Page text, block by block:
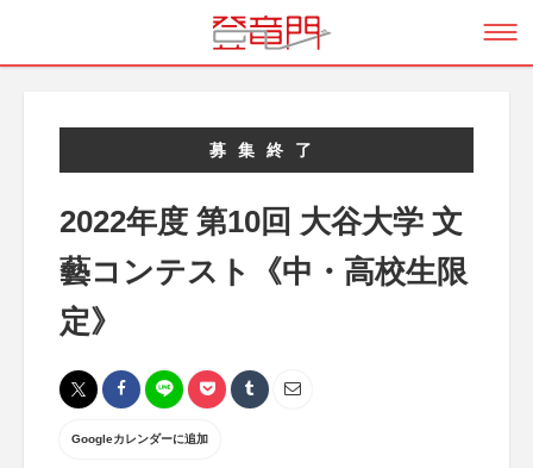
募集終了
2022年度 第10回 大谷大学 文
藝コンテスト《中・高校生限
定》
Googleカレンダーに追加